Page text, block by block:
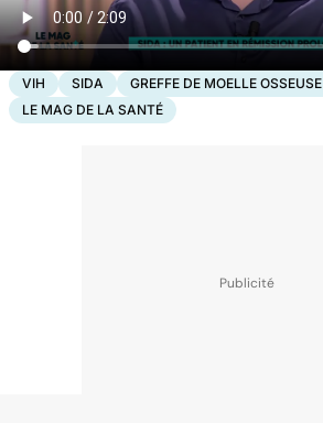
VIH SIDA GREFFE DE MOELLE OSSEUSE
LE MAG DE LA SANTÉ